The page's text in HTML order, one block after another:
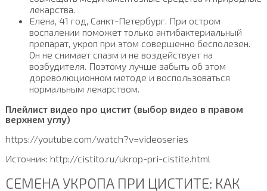
лекарства.
Елена, 41 год, Санкт-Петербург. При остром
воспалении поможет только антибактериальный
препарат, укроп при этом совершенно бесполезен.
Он не снимает спазм и не воздействует на
возбудителя. Поэтому лучше забыть об этом
дореволюционном методе и воспользоваться
нормальным лекарством.
Плейлист видео про цистит (выбор видео в правом
верхнем углу)
https://youtube.com/watch?v=videoseries
Источник: http://cistito.ru/ukrop-pri-cistite.html
СЕМЕНА УКРОПА ПРИ ЦИСТИТЕ: КАК